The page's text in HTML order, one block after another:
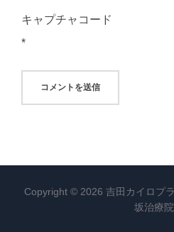
キャプチャコード
*
Copyright © 2026 吉田カイロプ
坂治療院